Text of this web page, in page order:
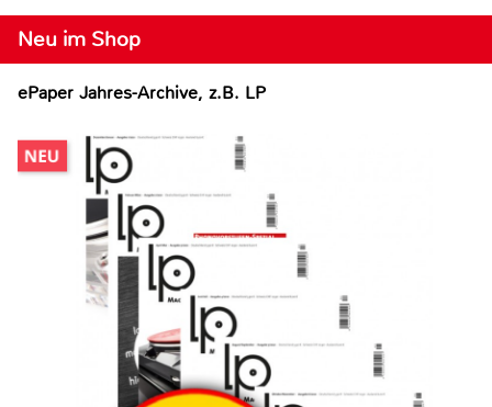
Neu im Shop
ePaper Jahres-Archive, z.B. LP